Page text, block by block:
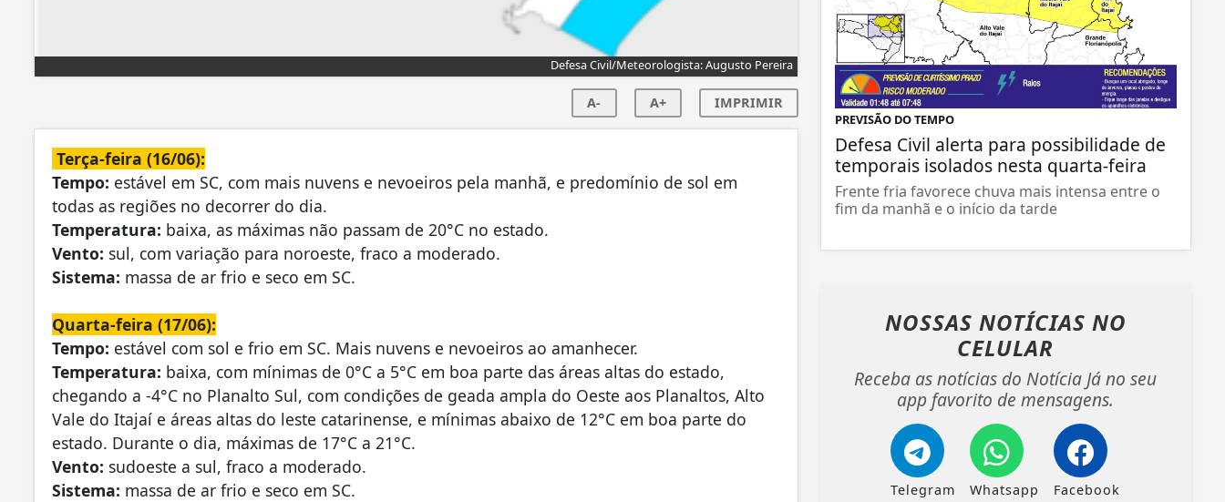
Defesa Civil/Meteorologista: Augusto Pereira
A- A+ IMPRIMIR
Terça-feira (16/06):
Tempo: estável em SC, com mais nuvens e nevoeiros pela manhã, e predomínio de sol em
todas as regiões no decorrer do dia.
Temperatura: baixa, as máximas não passam de 20°C no estado.
Vento: sul, com variação para noroeste, fraco a moderado.
Sistema: massa de ar frio e seco em SC.
Quarta-feira (17/06):
Tempo: estável com sol e frio em SC. Mais nuvens e nevoeiros ao amanhecer.
Temperatura: baixa, com mínimas de 0°C a 5°C em boa parte das áreas altas do estado,
chegando a -4°C no Planalto Sul, com condições de geada ampla do Oeste aos Planaltos, Alto
Vale do Itajaí e áreas altas do leste catarinense, e mínimas abaixo de 12°C em boa parte do
estado. Durante o dia, máximas de 17°C a 21°C.
Vento: sudoeste a sul, fraco a moderado.
Sistema: massa de ar frio e seco em SC.
PREVISÃO DO TEMPO
Defesa Civil alerta para possibilidade de
temporais isolados nesta quarta-feira
Frente fria favorece chuva mais intensa entre o
fim da manhã e o início da tarde
NOSSAS NOTÍCIAS NO
CELULAR
Receba as notícias do Notícia Já no seu
app favorito de mensagens.
Telegram Whatsapp Facebook